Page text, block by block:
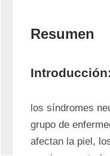
Resumen
Introducción:
los síndromes
grupo de
afectan la piel,